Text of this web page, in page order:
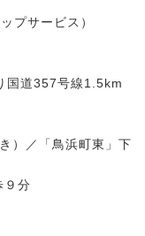
サービス）
国道357号線1.5km
）／「鳥浜町東」下
９分